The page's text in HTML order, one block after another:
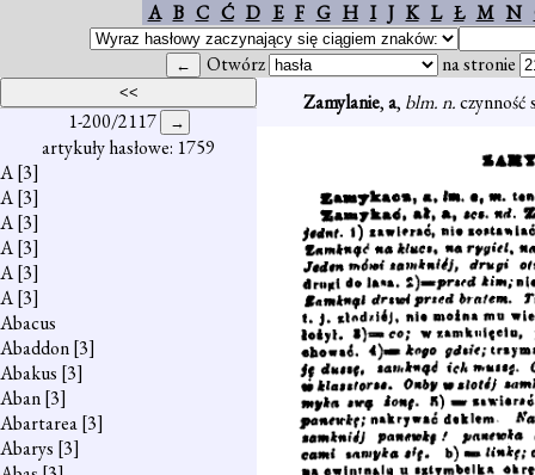
A B C Ć D E F G H I J K L Ł M N
Otwórz na stronie
1-200/2117
artykuły hasłowe: 1759
A[3]
A[3]
A[3]
A[3]
A[3]
A[3]
Abacus
Abaddon[3]
Abakus [3]
Aban[3]
Abartarea[3]
Abarys [3]
Zamylanie,a, blm. n.czynność